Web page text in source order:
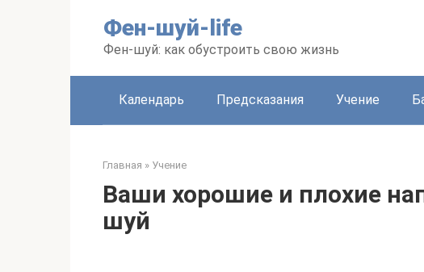
Фен-шуй-life
Фен-шуй: как обустроить свою жизнь
Календарь Предсказания Учение
Главная » Учение
Ваши хорошие и плохие
шуй